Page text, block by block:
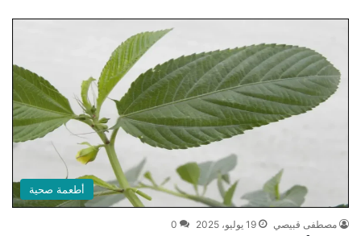
أطعمة صحية
مصطفى قبيصي 19 يوليو، 2025 0